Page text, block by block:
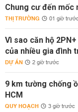
Chung cư đến mốc
THỊ TRƯỜNG 01 giờ
Vì sao căn hộ
của nhiều gia đình
DỰ ÁN 2 giờ trước
9 km tường chống
HCM
QUY HOẠCH 3 giờ trước